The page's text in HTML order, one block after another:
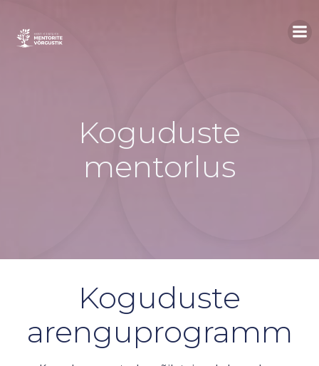
Koguduste
mentorlus
Koguduste
arenguprogramm